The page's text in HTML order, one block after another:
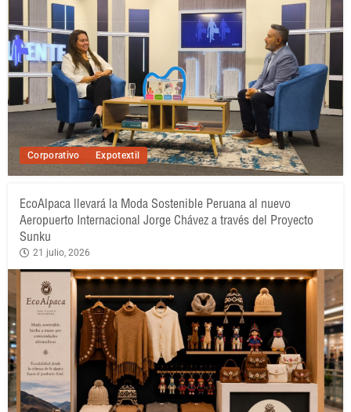
Corporativo Expotextil
EcoAlpaca llevará la Moda Sostenible Peruana al nuevo
Aeropuerto Internacional Jorge Chávez a través del Proyecto
Sunku
21 julio, 2026